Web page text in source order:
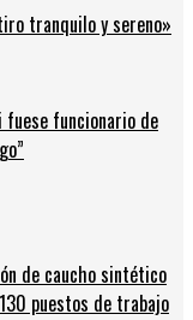
tranquilo y sereno»
fuese funcionario de
de caucho sintético
puestos de trabajo